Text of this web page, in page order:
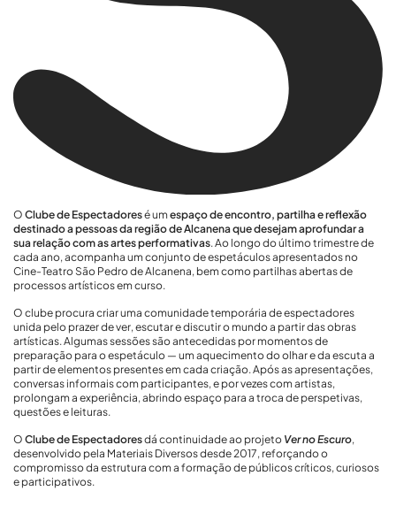
O Clube de Espectadoresé umespaço de encontro, partilha e reflexão
destinado a pessoas da região de Alcanena que desejam aprofundar a
sua relação com as artes performativas. Ao longo do último trimestre de
cada ano, acompanha um conjunto de espetáculos apresentados no
Cine-Teatro São Pedro de Alcanena, bem como partilhas abertas de
processos artísticos em curso.
O clube procura criar uma comunidade temporária de espectadores
unida pelo prazer de ver, escutar e discutir o mundo a partir das obras
artísticas. Algumas sessões são antecedidas por momentos de
preparação para o espetáculo — um aquecimento do olhar e da escuta a
partir de elementos presentes em cada criação. Após as apresentações,
conversas informais com participantes, e por vezes com artistas,
prolongam a experiência, abrindo espaço para a troca de perspetivas,
questões e leituras.
O Clube de Espectadoresdá continuidade ao projeto Ver no Escuro,
desenvolvido pela Materiais Diversos desde 2017, reforçando o
compromisso da estrutura com a formação de públicos críticos, curiosos
e participativos.